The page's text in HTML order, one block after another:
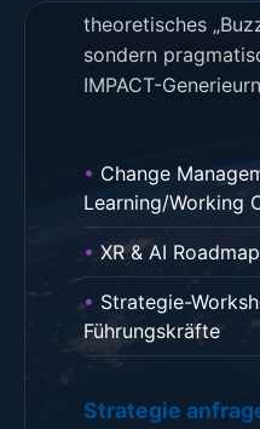
theoretisches
sondern
IMPACT-
Change
Learning/Working
XR & AI
Strategie-
Führungskräfte
Strategie